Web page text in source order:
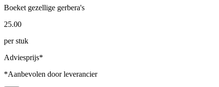
Boeket gezellige gerbera's
25.00
per stuk
Adviesprijs*
*Aanbevolen door leverancier